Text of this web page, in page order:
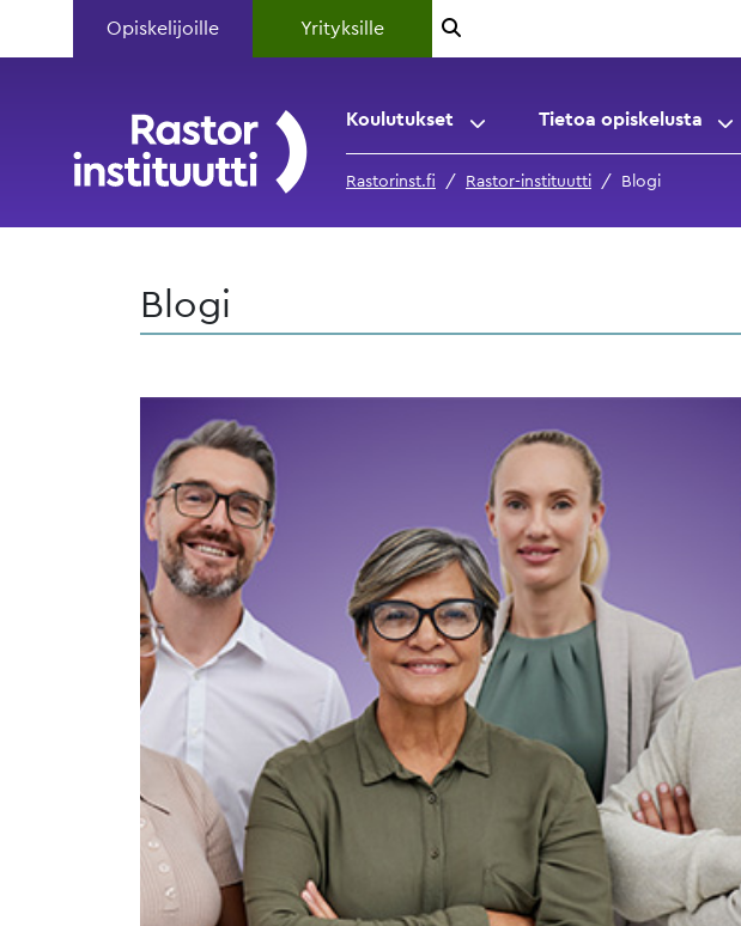
Opiskelijoille Yrityksille
Koulutukset Tietoa opiskelusta
Rastorinst.fi Rastor-instituutti Blogi
Blogi